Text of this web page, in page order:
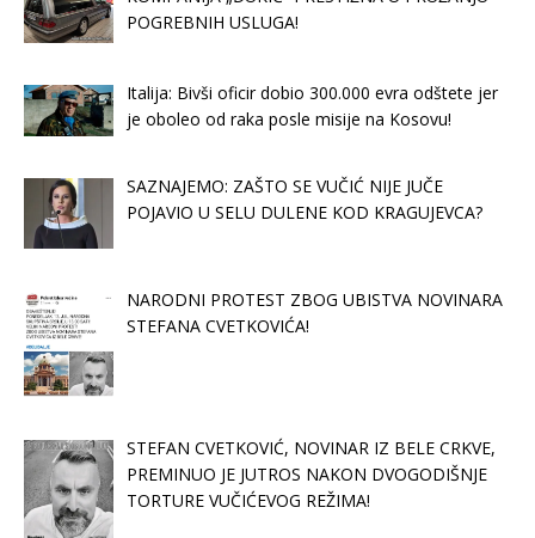
POGREBNIH USLUGA!
Italija: Bivši oficir dobio 300.000 evra odštete jer
je oboleo od raka posle misije na Kosovu!
SAZNAJEMO: ZAŠTO SE VUČIĆ NIJE JUČE
POJAVIO U SELU DULENE KOD KRAGUJEVCA?
NARODNI PROTEST ZBOG UBISTVA NOVINARA
STEFANA CVETKOVIĆA!
STEFAN CVETKOVIĆ, NOVINAR IZ BELE CRKVE,
PREMINUO JE JUTROS NAKON DVOGODIŠNJE
TORTURE VUČIĆEVOG REŽIMA!